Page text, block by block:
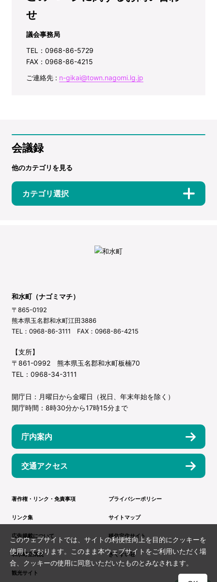
せ
議会事務局
TEL：0968-86-5729
FAX：0968-86-4215
ご連絡先 : n-gikai@town.nagomi.lg.jp
会議録
他のカテゴリを見る
カテゴリ選択
和水町（ナゴミマチ）
〒865-0192
熊本県玉名郡和水町江田3886
TEL：0968-86-3111 FAX：0968-86-4215
【支所】
〒861-0992 熊本県玉名郡和水町板楠70
TEL：0968-34-3111
開庁日：月曜日から金曜日（祝日、年末年始を除く）
開庁時間：8時30分から17時15分まで
庁内案内
交通アクセス
著作権・リンク・免責事項 プライバシーポリシー
リンク集 サイトマップ
広告掲載について 移住定住サイト
和水町立病院 きくすい荘
観光サイト
このウェブサイトでは、サイトの利便性向上を目的にクッキーを
使用しております。このまま本ウェブサイトをご利用いただく場
合、クッキーの使用に同意いただいたものとみなされます。